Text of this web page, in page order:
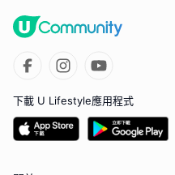
下載 U Lifestyle應用程式